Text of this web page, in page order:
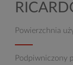
Powierzchnia
Podpiwniczony